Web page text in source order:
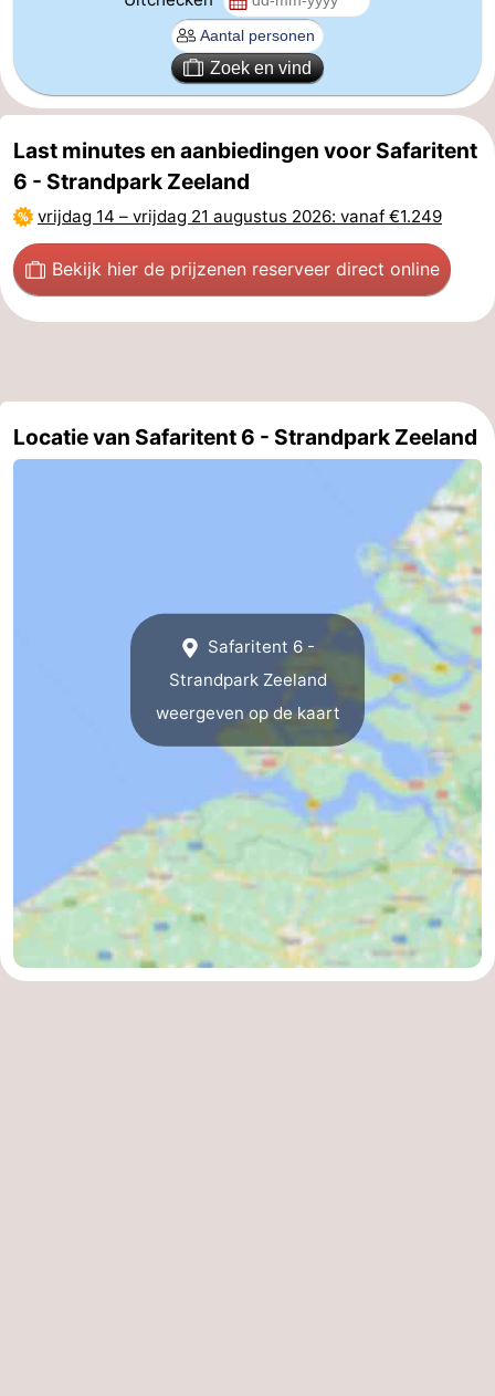
Schouwen-
Renesse
-
Bruinisse
-
Oosterschelde
Burgh
-
Zoutelande
Natuur
Walcherse
-
Dishoek
-
Zoek en vind
Last minutes en aanbiedingen voor Safaritent
6 - Strandpark Zeeland
vrijdag 14 – vrijdag 21 augustus 2026: vanaf €1.249
Bekijk hier de prijzenen reserveer direct online
Locatie van Safaritent 6 - Strandpark Zeeland
Safaritent 6 -
Strandpark Zeeland
weergeven op de kaart